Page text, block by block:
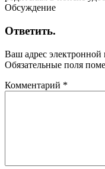
Обсуждение
Ответить.
Ваш адрес электронной
Обязательные поля
Комментарий *